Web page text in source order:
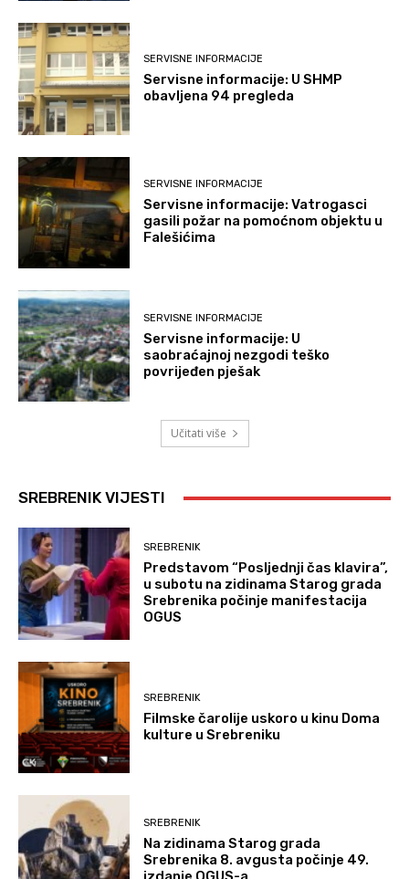
SERVISNE INFORMACIJE
Servisne informacije: U SHMP
obavljena 94 pregleda
SERVISNE INFORMACIJE
Servisne informacije: Vatrogasci
gasili požar na pomoćnom objektu u
Falešićima
SERVISNE INFORMACIJE
Servisne informacije: U
saobraćajnoj nezgodi teško
povrijeđen pješak
Učitati više
SREBRENIK VIJESTI
SREBRENIK
Predstavom “Posljednji čas klavira”,
u subotu na zidinama Starog grada
Srebrenika počinje manifestacija
OGUS
SREBRENIK
Filmske čarolije uskoro u kinu Doma
kulture u Srebreniku
SREBRENIK
Na zidinama Starog grada
Srebrenika 8. avgusta počinje 49.